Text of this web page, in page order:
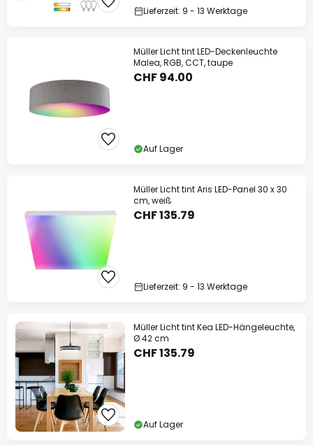
Lieferzeit: 9 - 13 Werktage
Müller Licht tint LED-Deckenleuchte
Malea, RGB, CCT, taupe
CHF 94.00
Auf Lager
Müller Licht tint Aris LED-Panel 30 x 30
cm, weiß
CHF 135.79
Lieferzeit: 9 - 13 Werktage
Müller Licht tint Kea LED-Hängeleuchte,
Ø 42 cm
CHF 135.79
Auf Lager